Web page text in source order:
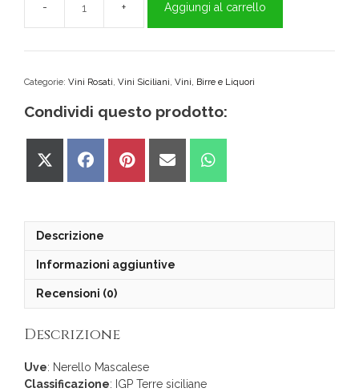
Lodè
Nerello
Mascalese
BAGLIO
quantità
Aggiungi al carrello
Categorie: Vini Rosati Vini Siciliani Vini, Birre e Liquori
Condividi questo prodotto:
Share
Share
Share
Share
Share
Descrizione
Informazioni aggiuntive
Recensioni (0)
Descrizione
Uve: Nerello Mascalese
Classificazione: IGP Terre siciliane